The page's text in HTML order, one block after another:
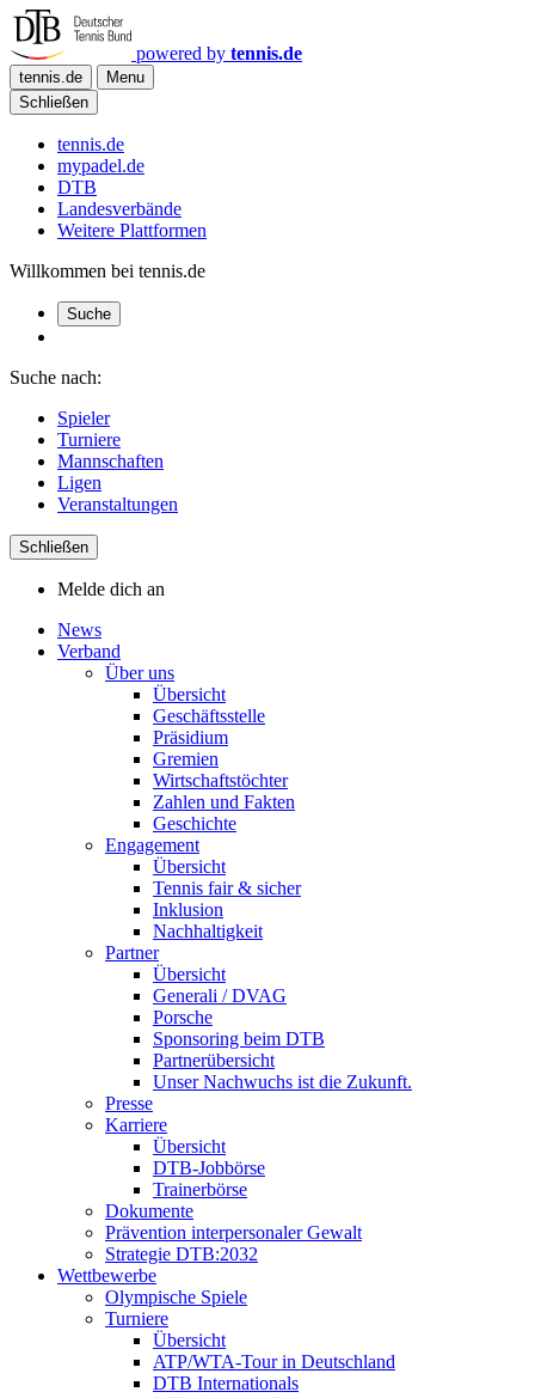
powered by tennis.de
tennis.de
Menu
Schließen
tennis.de
mypadel.de
DTB
Landesverbände
Weitere Plattformen
Willkommen bei tennis.de
Suche
Suche nach:
Spieler
Turniere
Mannschaften
Ligen
Veranstaltungen
Schließen
Melde dich an
News
Verband
Über uns
Übersicht
Geschäftsstelle
Präsidium
Gremien
Wirtschaftstöchter
Zahlen und Fakten
Geschichte
Engagement
Übersicht
Tennis fair & sicher
Inklusion
Nachhaltigkeit
Partner
Übersicht
Generali / DVAG
Porsche
Sponsoring beim DTB
Partnerübersicht
Unser Nachwuchs ist die Zukunft.
Presse
Karriere
Übersicht
DTB-Jobbörse
Trainerbörse
Dokumente
Prävention interpersonaler Gewalt
Strategie DTB:2032
Wettbewerbe
Olympische Spiele
Turniere
Übersicht
ATP/WTA-Tour in Deutschland
DTB Internationals